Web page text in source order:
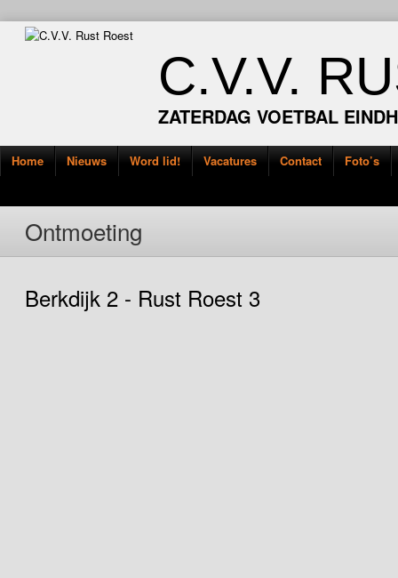
C.V.V.
ZATERDAG VOETBAL
Home Nieuws Word lid! Vacatures Contact Foto’s
Ontmoeting
Berkdijk 2 - Rust Roest 3